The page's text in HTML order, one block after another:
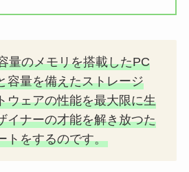
量のメモリを搭載したPC
容量を備えたストレージ
ウェアの性能を最大限に生
イナーの才能を解き放つた
トをするのです。